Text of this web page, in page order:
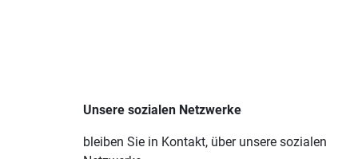
Unsere sozialen Netzwerke
bleiben Sie in Kontakt, über unsere sozialen